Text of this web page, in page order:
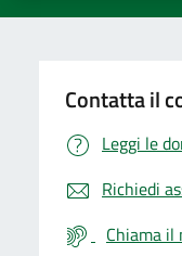
Contatta il
Leggi le
Richiedi
Chiama